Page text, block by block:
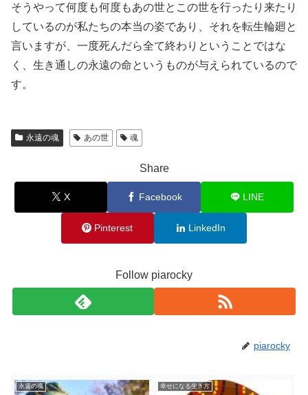
そうやって何度も何度もあの世とこの世を行ったり来たり
しているのが私たちの本当の姿であり、それを転生輪廻と
言いますが、一度死んだら全て終わりということではな
く、生き通しの永遠の命というものが与えられているので
す。
永遠の魂 あの世 魂
Share
X Facebook LINE
Pinterest LinkedIn
Follow piarocky
piarocky
永遠の魂 幸せになる生き方